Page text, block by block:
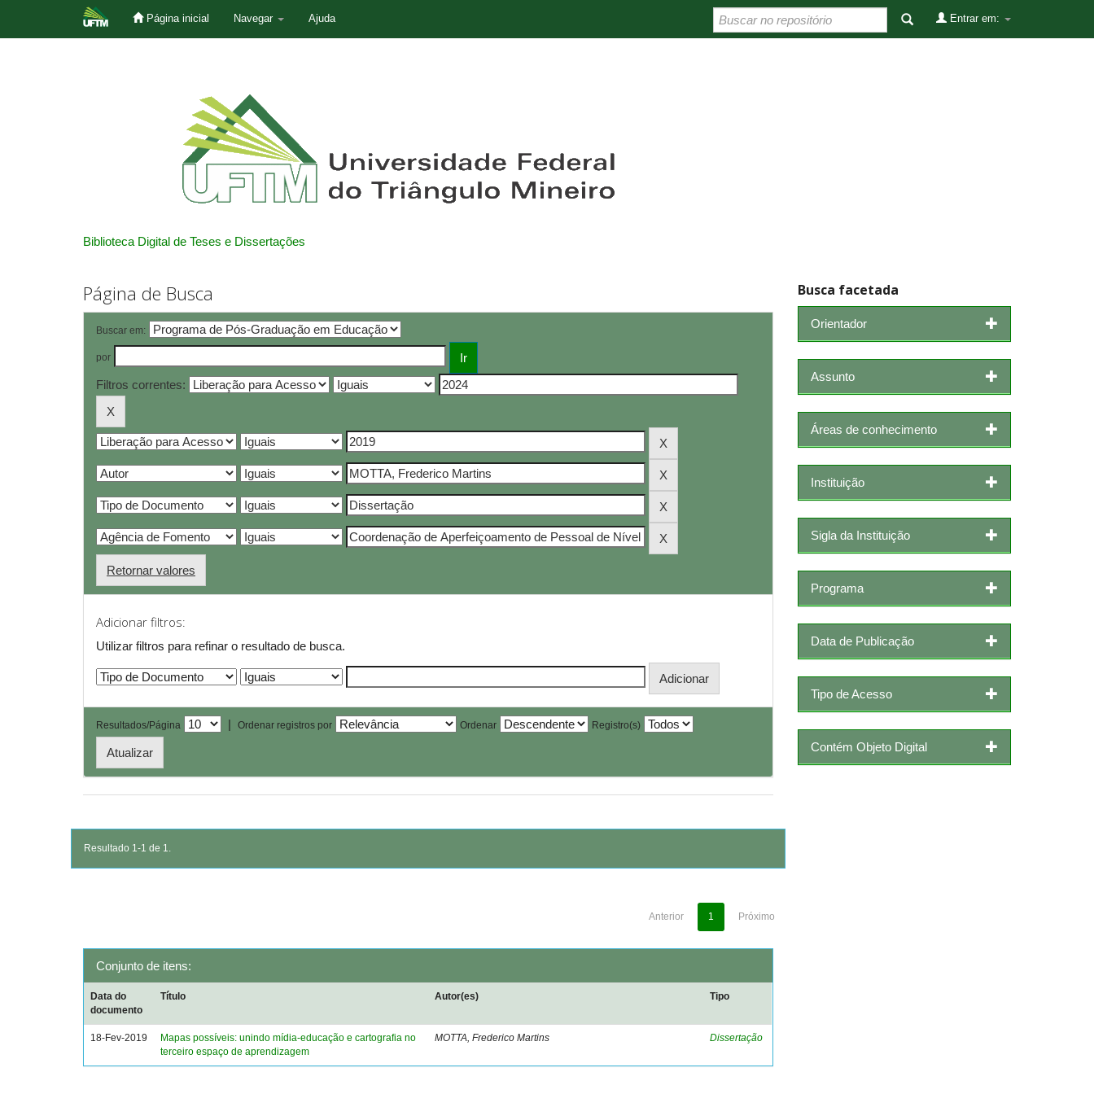
Página inicial Navegar Ajuda Entrar em:
Biblioteca Digital de Teses e Dissertações
Página de Busca
Buscar em:
por
Filtros correntes:
Retornar valores
Adicionar filtros:
Utilizar filtros para refinar o resultado de busca.
Resultados/Página | Ordenar registros por Ordenar Registro(s)
Resultado 1-1 de 1.
Anterior 1 Próximo
Conjunto de itens:
Data do
documento
Título Autor(es) Tipo
18-Fev-2019
Mapas possíveis: unindo mídia-educação e cartografia no
terceiro espaço de aprendizagem
MOTTA, Frederico Martins Dissertação
Busca facetada
Orientador
Assunto
Áreas de conhecimento
Instituição
Sigla da Instituição
Programa
Data de Publicação
Tipo de Acesso
Contém Objeto Digital